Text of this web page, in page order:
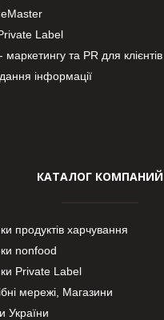
Label
та PR для клієнтів
інформації
КАТАЛОГ КОМПАНИЙ
продуктів харчування
nonfood
Private Label
мережі, Магазини
України